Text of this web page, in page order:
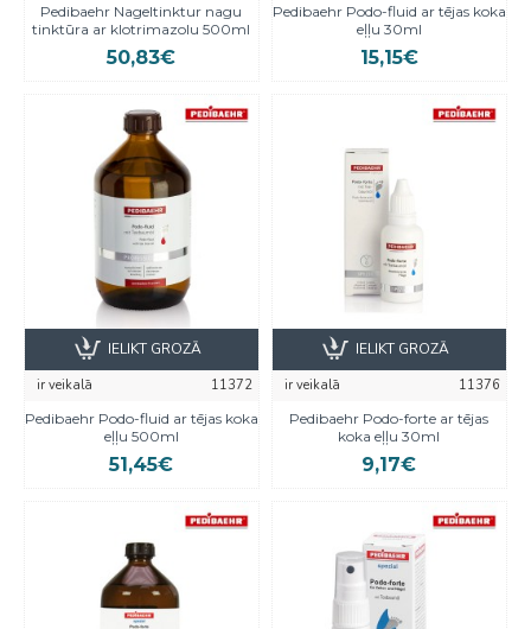
Pedibaehr Nageltinktur nagu
tinktūra ar klotrimazolu 500ml
50,83€
Pedibaehr Podo-fluid ar tējas koka
eļļu 30ml
15,15€
ir veikalā
11372
Pedibaehr Podo-fluid ar tējas koka
eļļu 500ml
51,45€
IELIKT GROZĀ
ir veikalā
11376
Pedibaehr Podo-forte ar tējas
koka eļļu 30ml
9,17€
IELIKT GROZĀ